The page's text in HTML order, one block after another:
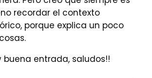
recordar el contexto
porque explica un poco
buena entrada, saludos!!